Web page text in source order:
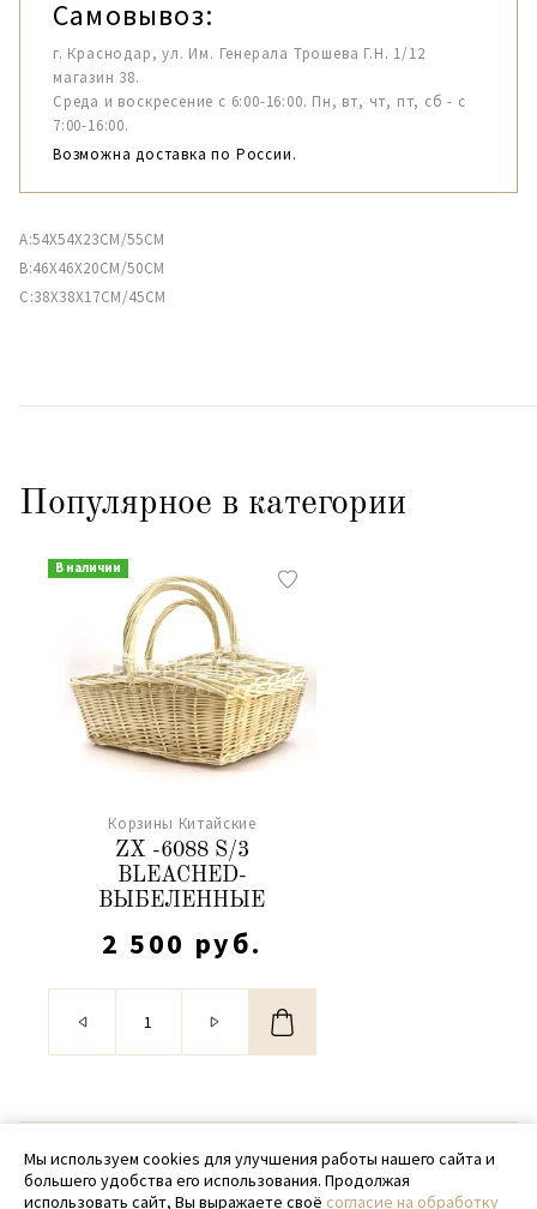
Самовывоз:
г. Краснодар, ул. Им. Генерала Трошева Г.Н. 1/12
магазин 38.
Среда и воскресение с 6:00-16:00. Пн, вт, чт, пт, сб - с
7:00-16:00.
Возможна доставка по России.
A:54X54X23CM/55CM
B:46X46X20CM/50CM
C:38X38X17CM/45CM
Популярное в категории
В наличии
Корзины Китайские
ZX -6088 S/3
BLEACHED-
ВЫБЕЛЕННЫЕ
2 500 руб.
© 2020 - 2026 SamPack
+ 7 (918) 699-97-87
Мы используем cookies для улучшения работы нашего сайта и
большего удобства его использования. Продолжая
использовать сайт, Вы выражаете своё согласие на обработку